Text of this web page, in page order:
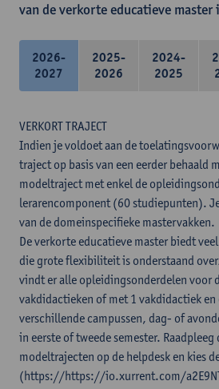
van de verkorte educatieve master
2026-
2027
2025-
2026
2024-
2025
VERKORT TRAJECT
Indien je voldoet aan de
traject op basis van een eerder behaald
modeltraject met enkel de
lerarencomponent (60 studiepunten).
van de domeinspecifieke mastervakken.
De verkorte educatieve master biedt
die grote flexibiliteit is onderstaand
vindt er alle opleidingsonderdelen voor
vakdidactieken of met 1 vakdidactiek
verschillende campussen, dag- of
in eerste of tweede semester.
modeltrajecten op de helpdesk en kies
(https://https://io.xurrent.com/